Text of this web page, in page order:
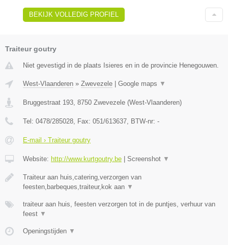
BEKIJK VOLLEDIG PROFIEL
Traiteur goutry
Niet gevestigd in de plaats Isieres en in de provincie Henegouwen.
West-Vlaanderen » Zwevezele | Google maps ▼
Bruggestraat 193 8750 Zwevezele (West-Vlaanderen)
Tel: 0478/285028 , Fax: 051/613637 , BTW-nr: -
E-mail › Traiteur goutry
Website: http://www.kurtgoutry.be | Screenshot ▼
Traiteur aan huis,catering,verzorgen van
feesten,barbeques,traiteur,kok aan ▼
traiteur aan huis, feesten verzorgen tot in de puntjes, verhuur van
feest ▼
Openingstijden ▼